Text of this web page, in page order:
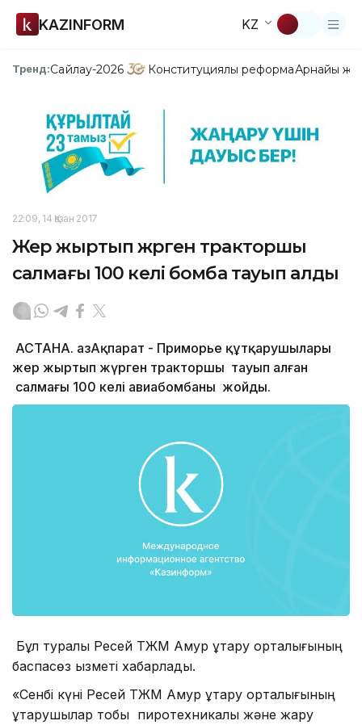
KAZINFORM KZ
Тренд:Сайлау-2026 Конституциялық реформаАрнайы
22:09, 14 Қазан 2017
Жер жыртып жүрген тракторшы
салмағы 100 келі бомба тауып алды
АСТАНА. ҚазАқпарат - Приморье құтқарушылары
жер жыртып жүрген тракторшы тауып алған
салмағы 100 келі авиабомбаны жойды.
Бұл туралы Ресей ТЖМ Амур құтқару орталығының
баспасөз қызметі хабарлады.
«Сенбі күні Ресей ТЖМ Амур құтқару орталығының
құтқарушылар тобы пиротехникалық және жару